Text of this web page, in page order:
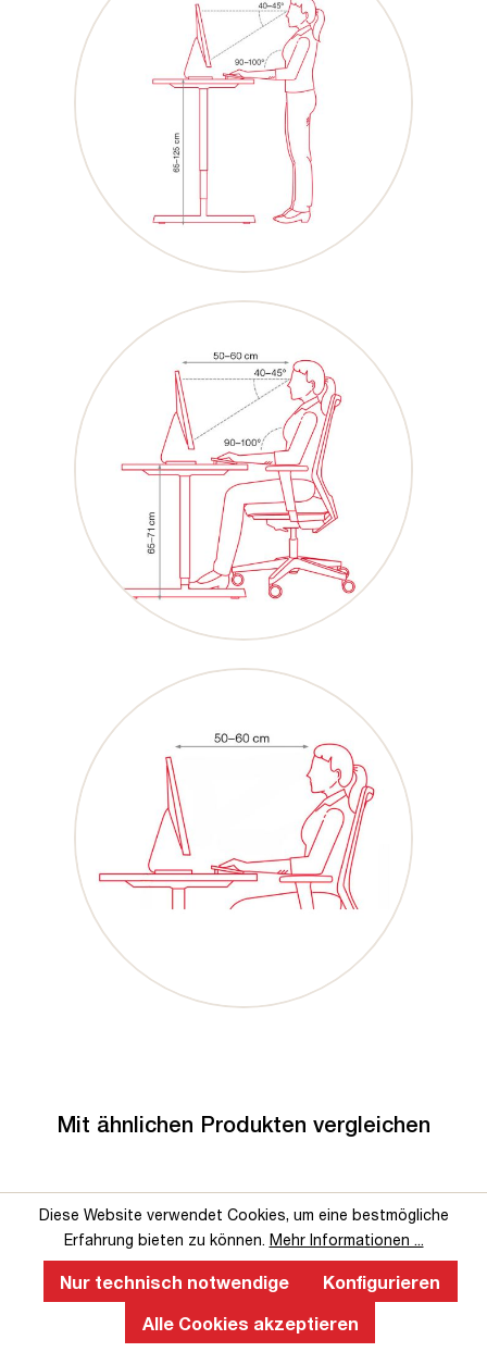
Mit ähnlichen Produkten vergleichen
Diese Website verwendet Cookies, um eine bestmögliche
Erfahrung bieten zu können. Mehr Informationen ...
Nur technisch notwendige
Konfigurieren
Alle Cookies akzeptieren